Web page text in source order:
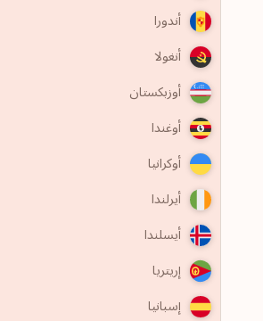
أندورا
أنغولا
أوزبكستان
أوغندا
أوكرانيا
أيرلندا
أيسلندا
إريتريا
إسبانيا